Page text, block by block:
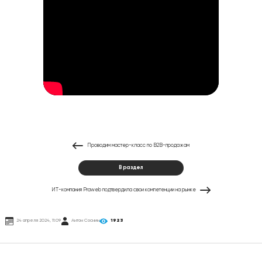
Проводим мастер-класс по B2B-продажам
В раздел
ИТ-компания Praweb подтвердила свои компетенции на рынке
24 апреля 2024, 11:09 Антон Соснин 1923